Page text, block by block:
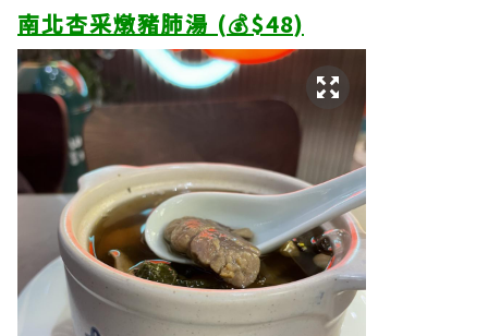
南北杏采燉豬肺湯 (💰$48)